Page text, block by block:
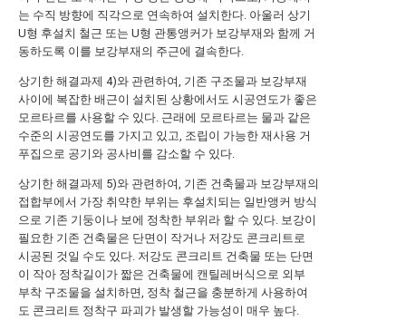
는 수직 방향에 직각으로 연속하여 설치한다. 아울러 상기
U형 후설치 철근 또는 U형 관통앵커가 보강부재와 함께 거
동하도록 이를 보강부재의 주근에 결속한다.
상기한 해결과제 4)와 관련하여, 기존 구조물과 보강부재
사이에 복잡한 배근이 설치된 상황에서도 시공연도가 좋은
모르타르를 사용할 수 있다. 근래에 모르타르는 물과 같은
수준의 시공연도를 가지고 있고, 조립이 가능한 재사용 거
푸집으로 공기와 공사비를 감소할 수 있다.
상기한 해결과제 5)와 관련하여, 기존 건축물과 보강부재의
접합부에서 가장 취약한 부위는 후설치되는 일반앵커 방식
으로 기존 기둥이나 보에 정착한 부위라 할 수 있다. 보강이
필요한 기존 건축물은 단면이 작거나 저강도 콘크리트로
시공된 것일 수도 있다. 저강도 콘크리트 건축물 또는 단면
이 작아 정착길이가 짧은 건축물에 캔틸레버식으로 외부
부착 구조물을 설치하면, 정착 철근을 충분하게 사용하여
도 콘크리트 정착구 파괴가 발생할 가능성이 매우 높다.